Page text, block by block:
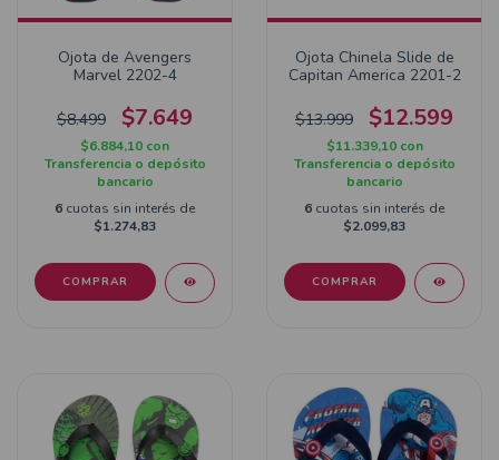
Ojota de Avengers
Marvel 2202-4
$8.499 $7.649
$6.884,10 con
Transferencia o depósito
bancario
6 cuotas sin interés de
$1.274,83
COMPRAR
Ojota Chinela Slide de
Capitan America 2201-2
$13.999 $12.599
$11.339,10 con
Transferencia o depósito
bancario
6 cuotas sin interés de
$2.099,83
COMPRAR